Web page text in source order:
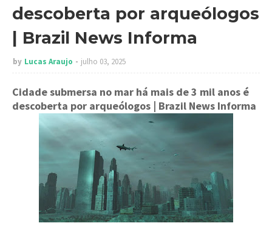
descoberta por arqueólogos
| Brazil News Informa
by Lucas Araujo julho 03, 2025
Cidade submersa no mar há mais de 3 mil anos é
descoberta por arqueólogos | Brazil News Informa